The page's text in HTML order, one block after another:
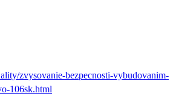
zvysovanie-bezpecnosti-vybudovanim-
106sk.html